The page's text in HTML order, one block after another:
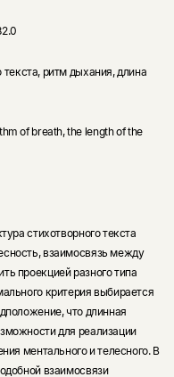
текста, ритм дыхания, длина
of breath, the length of the
стихотворного текста
взаимосвязь между
проекцией разного типа
критерия выбирается
что длинная
для реализации
ментального и телесного. В
взаимосвязи